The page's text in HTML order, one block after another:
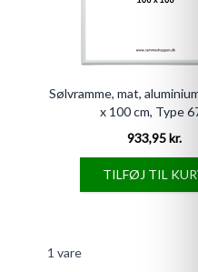
Sølvramme, mat,
x 100 cm, Type
933,95 kr.
TILFØJ TIL
1 vare